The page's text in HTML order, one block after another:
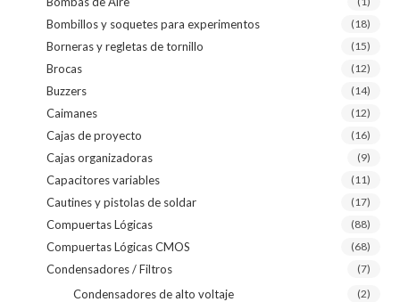
Bombillos y soquetes para experimentos (18)
Borneras y regletas de tornillo (15)
Brocas (12)
Buzzers (14)
Caimanes (12)
Cajas de proyecto (16)
Cajas organizadoras (9)
Capacitores variables (11)
Cautines y pistolas de soldar (17)
Compuertas Lógicas (88)
Compuertas Lógicas CMOS (68)
Condensadores / Filtros (7)
Condensadores de alto voltaje (2)